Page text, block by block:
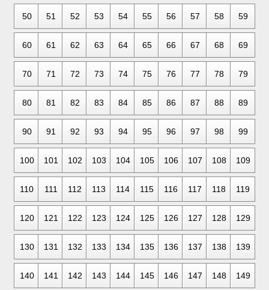
50 51 52 53 54 55 56 57 58 59
60 61 62 63 64 65 66 67 68 69
70 71 72 73 74 75 76 77 78 79
80 81 82 83 84 85 86 87 88 89
90 91 92 93 94 95 96 97 98 99
100 101 102 103 104 105 106 107 108 109
110 111 112 113 114 115 116 117 118 119
120 121 122 123 124 125 126 127 128 129
130 131 132 133 134 135 136 137 138 139
140 141 142 143 144 145 146 147 148 149